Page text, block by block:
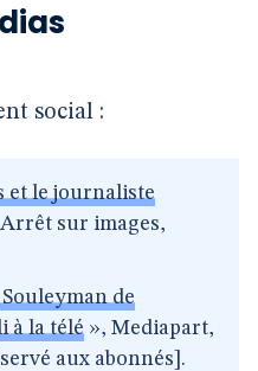
social :
et le journaliste
sur images,
de
à la télé », Mediapart,
aux abonnés].